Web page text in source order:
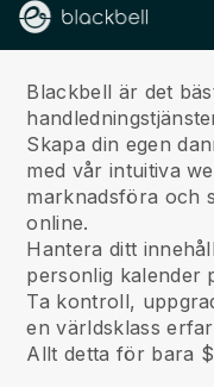
Blackbell är det
Skapa din egen
med vår intuitiva
marknadsföra och
online.
Hantera ditt
personlig kalender
Ta kontroll,
en världsklass
Allt detta för bara